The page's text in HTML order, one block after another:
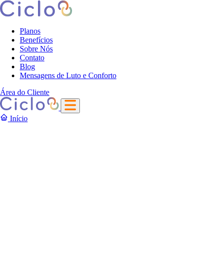
Planos
Benefícios
Sobre Nós
Contato
Blog
Mensagens de Luto e Conforto
Área do Cliente
Início